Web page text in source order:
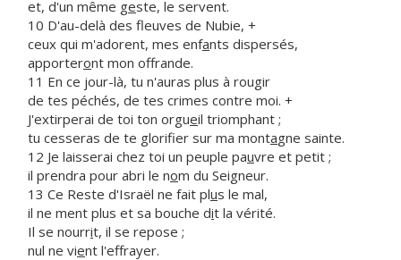
et, d'un même geste, le servent.
10 D'au-delà des fleuves de Nubie, +
ceux qui m'adorent, mes enfants dispersés,
apporteront mon offrande.
11 En ce jour-là, tu n'auras plus à rougir
de tes péchés, de tes crimes contre moi. +
J'extirperai de toi ton orgueil triomphant ;
tu cesseras de te glorifier sur ma montagne sainte.
12 Je laisserai chez toi un peuple pauvre et petit ;
il prendra pour abri le nom du Seigneur.
13 Ce Reste d'Israël ne fait plus le mal,
il ne ment plus et sa bouche dit la vérité.
Il se nourrit, il se repose ;
nul ne vient l'effrayer.